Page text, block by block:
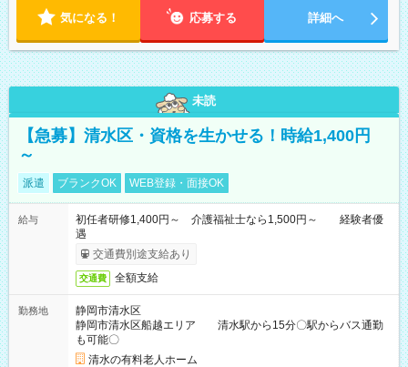
気になる！ 応募する 詳細へ
未読
【急募】清水区・資格を生かせる！時給1,400円
～
派遣 ブランクOK WEB登録・面接OK
給与
初任者研修1,400円～ 介護福祉士なら1,500円～ 経験者優
遇
交通費別途支給あり
交通費 全額支給
勤務地
静岡市清水区
静岡市清水区船越エリア 清水駅から15分〇駅からバス通勤
も可能〇
清水の有料老人ホーム